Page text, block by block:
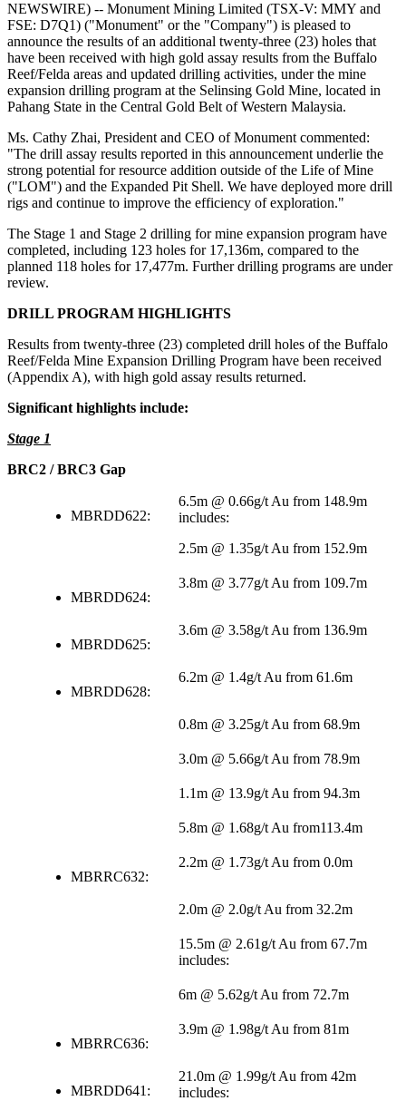
NEWSWIRE) -- Monument Mining Limited (TSX-V: MMY and
FSE: D7Q1) ("Monument" or the "Company") is pleased to
announce the results of an additional twenty-three (23) holes that
have been received with high gold assay results from the Buffalo
Reef/Felda areas and updated drilling activities, under the mine
expansion drilling program at the Selinsing Gold Mine, located in
Pahang State in the Central Gold Belt of Western Malaysia.
Ms. Cathy Zhai, President and CEO of Monument commented:
"The drill assay results reported in this announcement underlie the
strong potential for resource addition outside of the Life of Mine
("LOM") and the Expanded Pit Shell. We have deployed more drill
rigs and continue to improve the efficiency of exploration."
The Stage 1 and Stage 2 drilling for mine expansion program have
completed, including 123 holes for 17,136m, compared to the
planned 118 holes for 17,477m. Further drilling programs are under
review.
DRILL PROGRAM HIGHLIGHTS
Results from twenty-three (23) completed drill holes of the Buffalo
Reef/Felda Mine Expansion Drilling Program have been received
(Appendix A), with high gold assay results returned.
Significant highlights include:
Stage 1
BRC2 / BRC3 Gap
MBRDD622:
6.5m @ 0.66g/t Au from 148.9m
includes:
2.5m @ 1.35g/t Au from 152.9m
MBRDD624:
3.8m @ 3.77g/t Au from 109.7m
MBRDD625:
3.6m @ 3.58g/t Au from 136.9m
MBRDD628:
6.2m @ 1.4g/t Au from 61.6m
0.8m @ 3.25g/t Au from 68.9m
3.0m @ 5.66g/t Au from 78.9m
1.1m @ 13.9g/t Au from 94.3m
5.8m @ 1.68g/t Au from113.4m
MBRRC632:
2.2m @ 1.73g/t Au from 0.0m
2.0m @ 2.0g/t Au from 32.2m
15.5m @ 2.61g/t Au from 67.7m
includes:
6m @ 5.62g/t Au from 72.7m
MBRRC636:
3.9m @ 1.98g/t Au from 81m
MBRDD641:
21.0m @ 1.99g/t Au from 42m
includes: